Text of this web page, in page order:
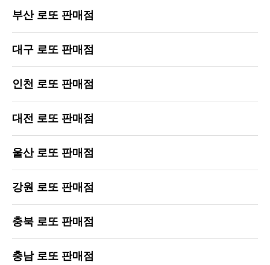
부산 로또 판매점
대구 로또 판매점
인천 로또 판매점
대전 로또 판매점
울산 로또 판매점
강원 로또 판매점
충북 로또 판매점
충남 로또 판매점